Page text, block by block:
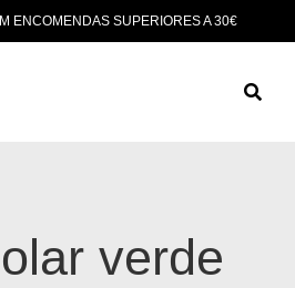
ENCOMENDAS SUPERIORES A 30€
verde